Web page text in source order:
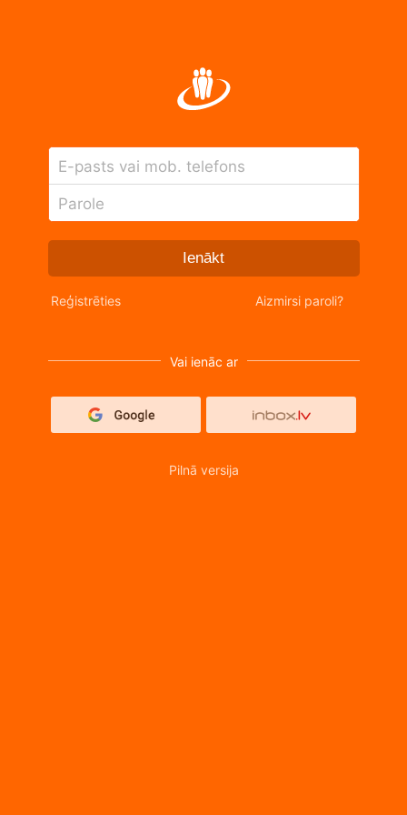
E-pasts vai mob. telefons
Parole
Ienākt
Reģistrēties Aizmirsi paroli?
Vai ienāc ar
Pilnā versija